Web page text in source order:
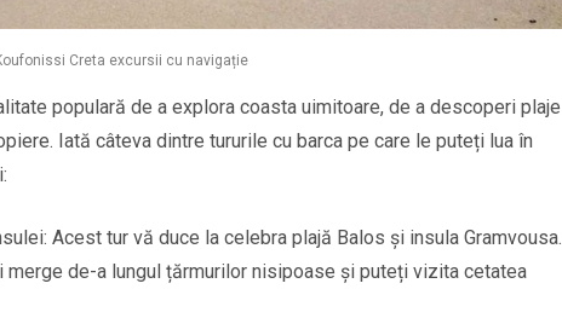
Creta excursii cu navigație
populară de a explora coasta uimitoare, de a descoperi plaje
Iată câteva dintre tururile cu barca pe care le puteți lua în
Acest tur vă duce la celebra plajă Balos și insula Gramvousa.
de-a lungul țărmurilor nisipoase și puteți vizita cetatea